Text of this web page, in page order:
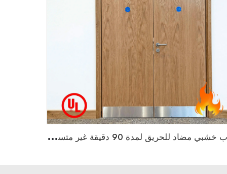
ب
اب خشبي مضاد للحريق لمدة 90 دقيقة غير متساوي مع شهادة UL لمبنى فندق